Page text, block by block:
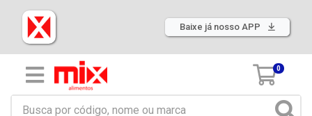
Baixe já nosso APP
0